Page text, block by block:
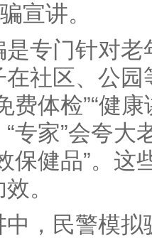
宣讲。
门针对老
社区、公
费体检”“健
专家”会夸大
保健品”。这
。
民警模拟